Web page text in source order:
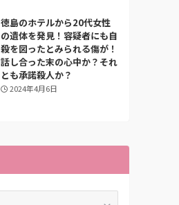
徳島のホテルから20代女性
の遺体を発見！容疑者にも自
殺を図ったとみられる傷が！
話し合った末の心中か？それ
とも承諾殺人か？
2024年4月6日